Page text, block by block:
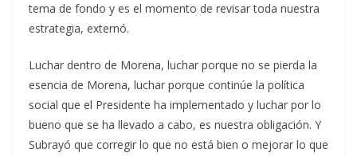
tema de fondo y es el momento de revisar toda nuestra
estrategia, externó.
Luchar dentro de Morena, luchar porque no se pierda la
esencia de Morena, luchar porque continúe la política
social que el Presidente ha implementado y luchar por lo
bueno que se ha llevado a cabo, es nuestra obligación. Y
Subrayó que corregir lo que no está bien o mejorar lo que